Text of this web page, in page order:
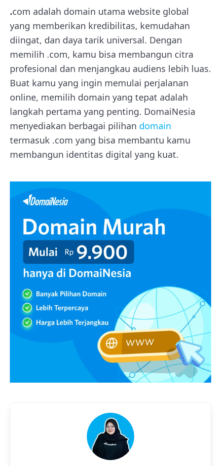
.com adalah domain utama website global
yang memberikan kredibilitas, kemudahan
diingat, dan daya tarik universal. Dengan
memilih .com, kamu bisa membangun citra
profesional dan menjangkau audiens lebih luas.
Buat kamu yang ingin memulai perjalanan
online, memilih domain yang tepat adalah
langkah pertama yang penting. DomaiNesia
menyediakan berbagai pilihan domain
termasuk .com yang bisa membantu kamu
membangun identitas digital yang kuat.